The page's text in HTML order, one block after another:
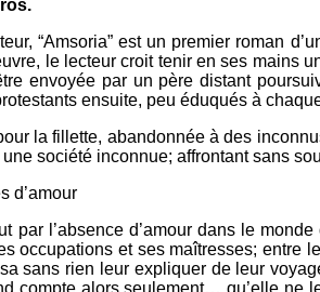
“Amsoria” est un premier roman
le lecteur croit tenir en ses mains
envoyée par un père distant
ensuite, peu éduqués à
la fillette, abandonnée à des
société inconnue; affrontant sans
d’amour
par l’absence d’amour dans le
occupations et ses maîtresses; entre
sans rien leur expliquer de leur
compte alors seulement… qu’elle